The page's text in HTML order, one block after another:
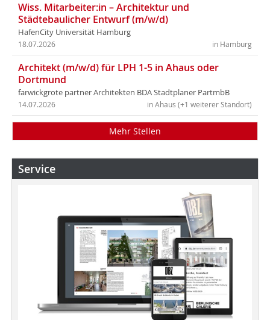
Wiss. Mitarbeiter:in – Architektur und
Städtebaulicher Entwurf (m/w/d)
HafenCity Universität Hamburg
in Hamburg
18.07.2026
Architekt (m/w/d) für LPH 1-5 in Ahaus oder
Dortmund
farwickgrote partner Architekten BDA Stadtplaner PartmbB
in Ahaus (+1 weiterer Standort)
14.07.2026
Mehr Stellen
Service